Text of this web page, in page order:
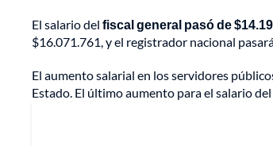
El salario del fiscal general pasó de
$16.071.761, y el registrador nacional
El aumento salarial en los servidores
Estado. El último aumento para el salario